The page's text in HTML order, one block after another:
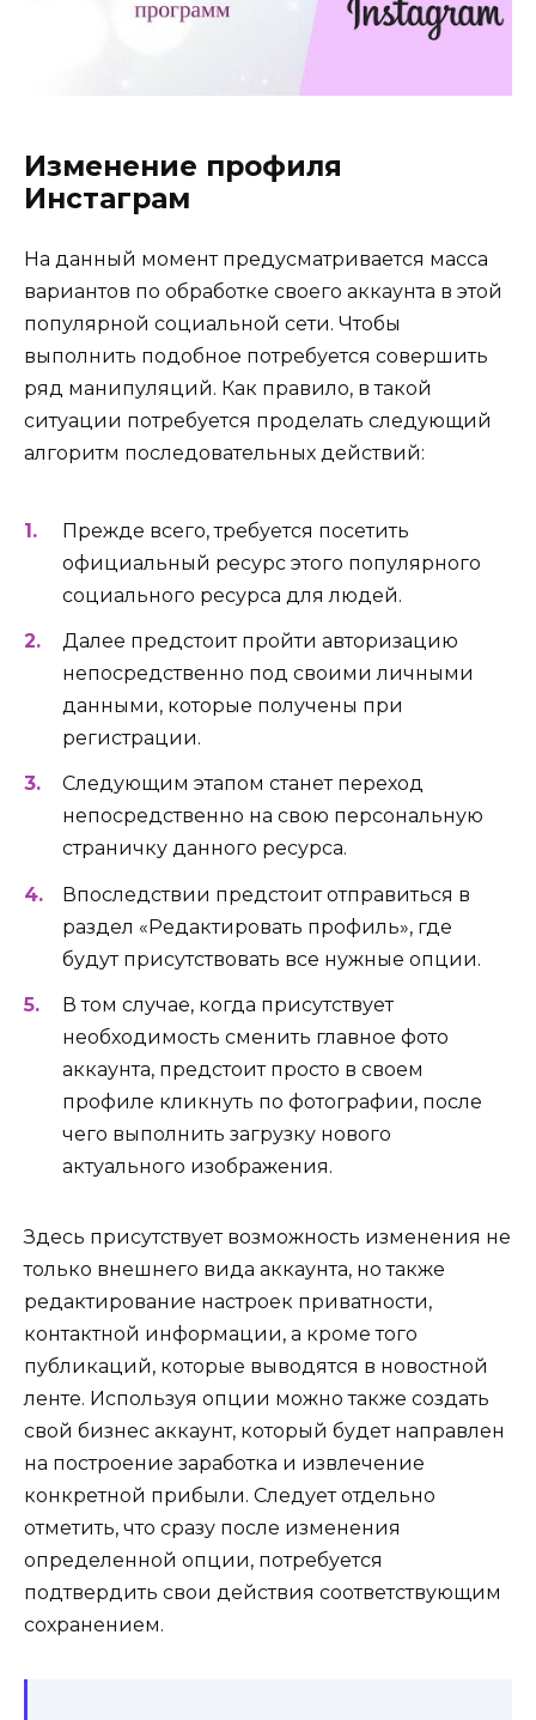
Изменение профиля
Инстаграм
На данный момент предусматривается масса
вариантов по обработке своего аккаунта в этой
популярной социальной сети. Чтобы
выполнить подобное потребуется совершить
ряд манипуляций. Как правило, в такой
ситуации потребуется проделать следующий
алгоритм последовательных действий:
Прежде всего, требуется посетить
официальный ресурс этого популярного
социального ресурса для людей.
Далее предстоит пройти авторизацию
непосредственно под своими личными
данными, которые получены при
регистрации.
Следующим этапом станет переход
непосредственно на свою персональную
страничку данного ресурса.
Впоследствии предстоит отправиться в
раздел «Редактировать профиль», где
будут присутствовать все нужные опции.
В том случае, когда присутствует
необходимость сменить главное фото
аккаунта, предстоит просто в своем
профиле кликнуть по фотографии, после
чего выполнить загрузку нового
актуального изображения.
Здесь присутствует возможность изменения не
только внешнего вида аккаунта, но также
редактирование настроек приватности,
контактной информации, а кроме того
публикаций, которые выводятся в новостной
ленте. Используя опции можно также создать
свой бизнес аккаунт, который будет направлен
на построение заработка и извлечение
конкретной прибыли. Следует отдельно
отметить, что сразу после изменения
определенной опции, потребуется
подтвердить свои действия соответствующим
сохранением.